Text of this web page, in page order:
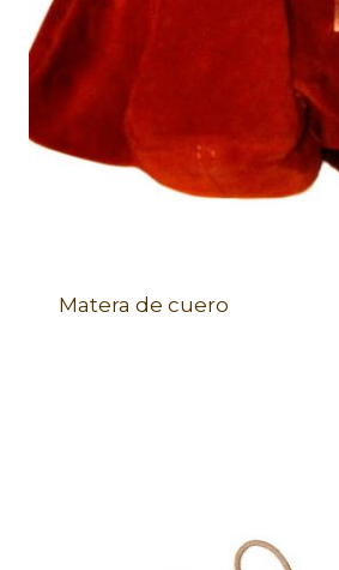
Matera de cuero